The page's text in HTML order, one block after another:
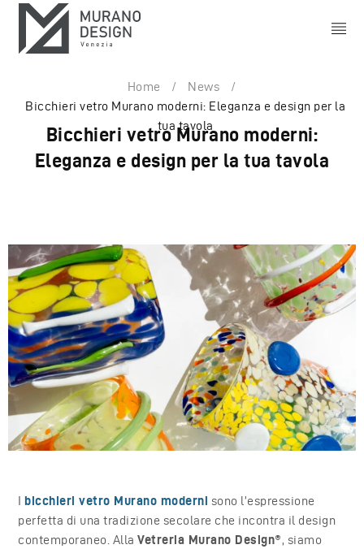
Home / News
/
Bicchieri vetro Murano moderni: Eleganza e design per la
tua tavola
Bicchieri vetro Murano moderni:
Eleganza e design per la tua tavola
Ibicchieri vetro Murano moderni sono l’espressione
perfetta di una tradizione secolare che incontra il design
contemporaneo. AllaVetreria Murano Design®, siamo